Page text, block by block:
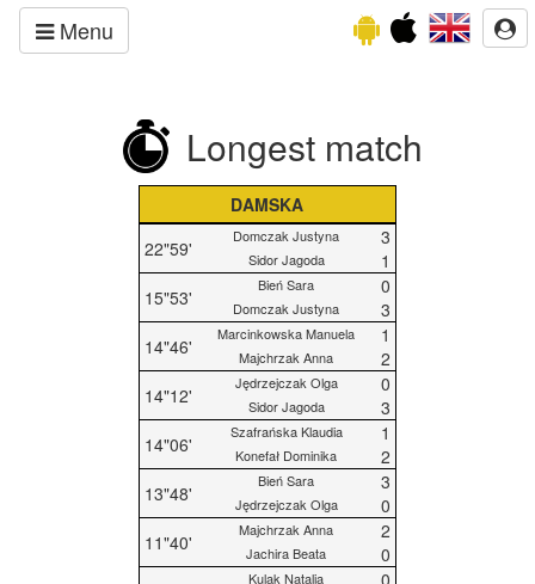
Menu
Longest match
DAMSKA
22"59'
Domczak Justyna 3
Sidor Jagoda
1
15"53'
Bień Sara 0
Domczak Justyna
3
14"46'
Marcinkowska Manuela 1
Majchrzak Anna
2
14"12'
Jędrzejczak Olga 0
Sidor Jagoda
3
14"06'
Szafrańska Klaudia 1
Konefał Dominika
2
13"48'
Bień Sara 3
Jędrzejczak Olga
0
11"40'
Majchrzak Anna 2
Jachira Beata
0
Kulak Natalia 0